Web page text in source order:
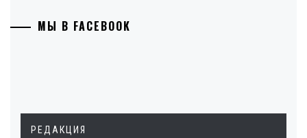
МЫ В FACEBOOK
РЕДАКЦИЯ